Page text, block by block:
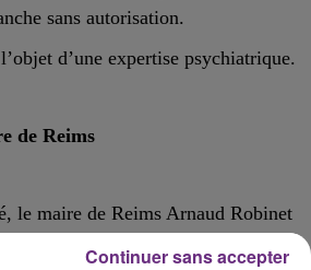
sans autorisation.
d’une expertise psychiatrique.
de Reims
le maire de Reims Arnaud Robinet
Continuer sans accepter